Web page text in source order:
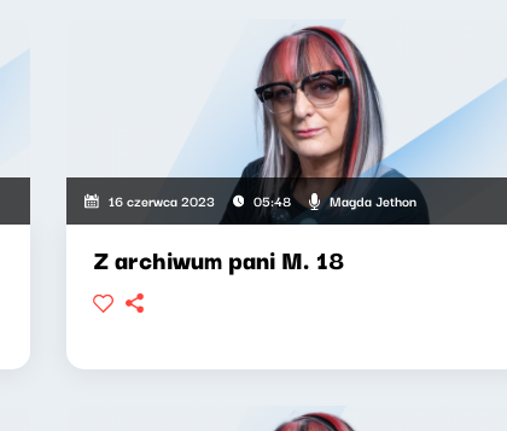
16 czerwca 2023 05:48 Magda Jethon
Z archiwum pani M. 18